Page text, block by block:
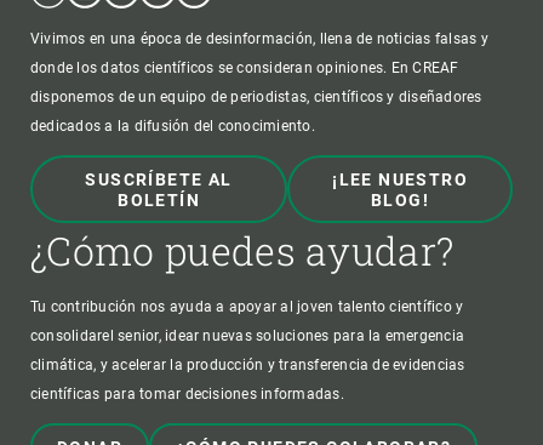
Vivimos en una época de desinformación, llena de noticias falsas y
donde los datos científicos se consideran opiniones. En CREAF
disponemos de un equipo de periodistas, científicos y diseñadores
dedicados a la difusión del conocimiento.
SUSCRÍBETE AL
BOLETÍN
¡LEE NUESTRO
BLOG!
¿Cómo puedes ayudar?
Tu contribución nos ayuda a apoyar al joven talento científico y
consolidarel senior, idear nuevas soluciones para la emergencia
climática, y acelerar la producción y transferencia de evidencias
científicas para tomar decisiones informadas.